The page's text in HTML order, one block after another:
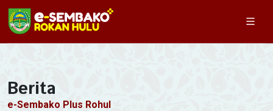
Berita
e-Sembako Plus Rohul